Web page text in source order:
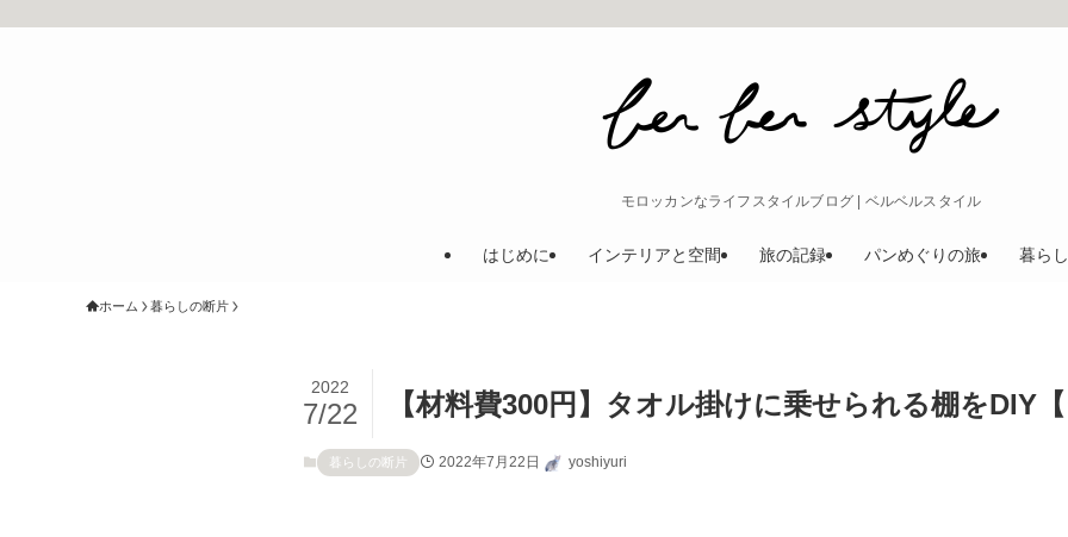
モロッカンなライフスタイルブログ | ベルベルスタイル
はじめに インテリアと空間 旅の記録 パンめぐりの旅 暮ら
ホーム 暮らしの断片
【材料費300円】タオル掛けに乗せられる棚をDIY
2022
7/22
暮らしの断片 2022年7月22日 yoshiyuri